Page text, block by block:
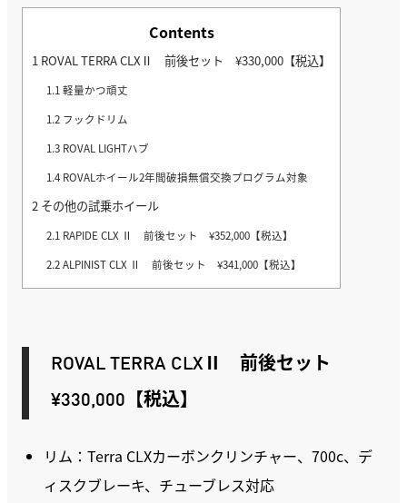
Contents
1 ROVAL TERRA CLXⅡ 前後セット ¥330,000【税込】
1.1軽量かつ頑丈
1.2 フックドリム
1.3 ROVAL LIGHTハブ
1.4 ROVALホイール2年間破損無償交換プログラム対象
2 その他の試乗ホイール
2.1 RAPIDE CLX Ⅱ 前後セット ¥352,000【税込】
2.2ALPINIST CLX Ⅱ 前後セット ¥341,000【税込】
ROVAL TERRA CLXⅡ 前後セット
¥330,000【税込】
リム：Terra CLXカーボンクリンチャー、700c、デ
ィスクブレーキ、チューブレス対応